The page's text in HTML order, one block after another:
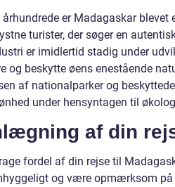
århundrede er Madagaskar
turister, der søger en
er imidlertid stadig under
og beskytte øens enestående
af nationalparker og
under hensyntagen til
af din
fordel af din rejse til
og være opmærksom på